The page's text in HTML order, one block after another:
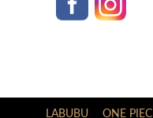
LABUBU ONE